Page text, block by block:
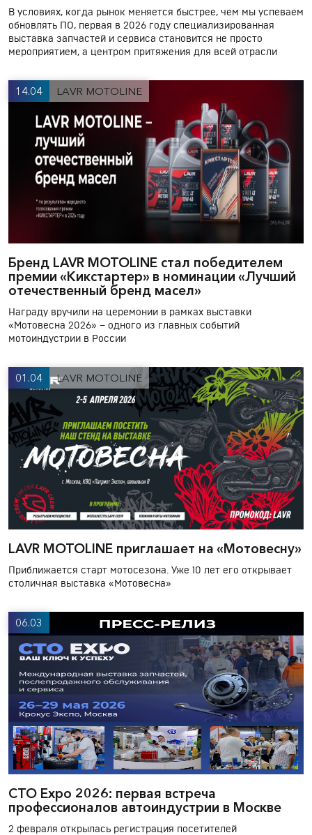
В условиях, когда рынок меняется быстрее, чем мы успеваем
обновлять ПО, первая в 2026 году специализированная
выставка запчастей и сервиса становится не просто
мероприятием, а центром притяжения для всей отрасли
14.04 LAVR MOTOLINE
Бренд LAVR MOTOLINE стал победителем
премии «Кикстартер» в номинации «Лучший
отечественный бренд масел»
Награду вручили на церемонии в рамках выставки
«Мотовесна 2026» – одного из главных событий
мотоиндустрии в России
01.04 LAVR MOTOLINE
LAVR MOTOLINE приглашает на «Мотовесну»
Приближается старт мотосезона. Уже 10 лет его открывает
столичная выставка «Мотовесна»
06.03
СТО Expo 2026: первая встреча
профессионалов автоиндустрии в Москве
2 февраля открылась регистрация посетителей